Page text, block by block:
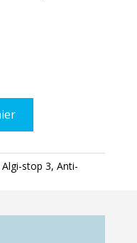
Algi-stop 3, Anti-